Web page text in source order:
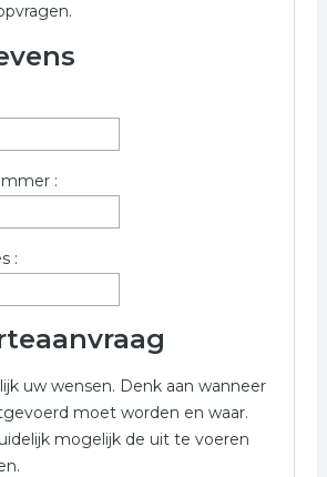
schoonmaakbedrijf in
met onderstaand offerte
zijn een koppeling tussen
reiniging schoonmaakster
schoonmaakbedrijf
:
:
uw wensen. Denk aan wanneer
moet worden en waar.
mogelijk de uit te voeren